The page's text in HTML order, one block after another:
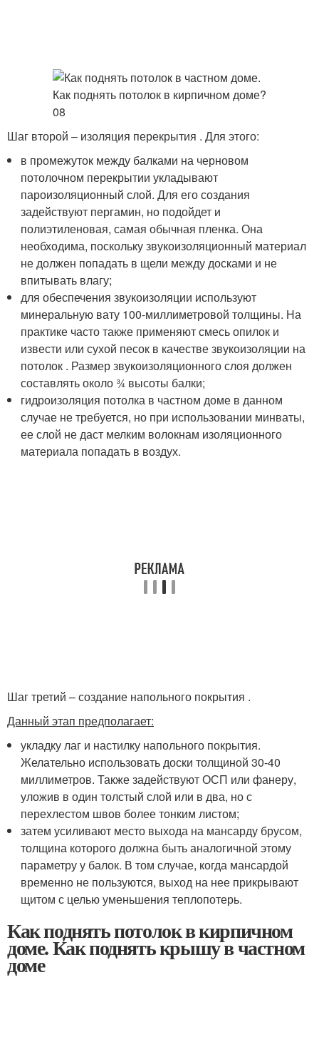
Шаг второй – изоляция перекрытия . Для этого:
в промежуток между балками на черновом
потолочном перекрытии укладывают
пароизоляционный слой. Для его создания
задействуют пергамин, но подойдет и
полиэтиленовая, самая обычная пленка. Она
необходима, поскольку звукоизоляционный материал
не должен попадать в щели между досками и не
впитывать влагу;
для обеспечения звукоизоляции используют
минеральную вату 100-миллиметровой толщины. На
практике часто также применяют смесь опилок и
извести или сухой песок в качестве звукоизоляции на
потолок . Размер звукоизоляционного слоя должен
составлять около ¾ высоты балки;
гидроизоляция потолка в частном доме в данном
случае не требуется, но при использовании минваты,
ее слой не даст мелким волокнам изоляционного
материала попадать в воздух.
Шаг третий – создание напольного покрытия .
Данный этап предполагает:
укладку лаг и настилку напольного покрытия.
Желательно использовать доски толщиной 30-40
миллиметров. Также задействуют ОСП или фанеру,
уложив в один толстый слой или в два, но с
перехлестом швов более тонким листом;
затем усиливают место выхода на мансарду брусом,
толщина которого должна быть аналогичной этому
параметру у балок. В том случае, когда мансардой
временно не пользуются, выход на нее прикрывают
щитом с целью уменьшения теплопотерь.
Как поднять потолок в кирпичном
доме. Как поднять крышу в частном
доме